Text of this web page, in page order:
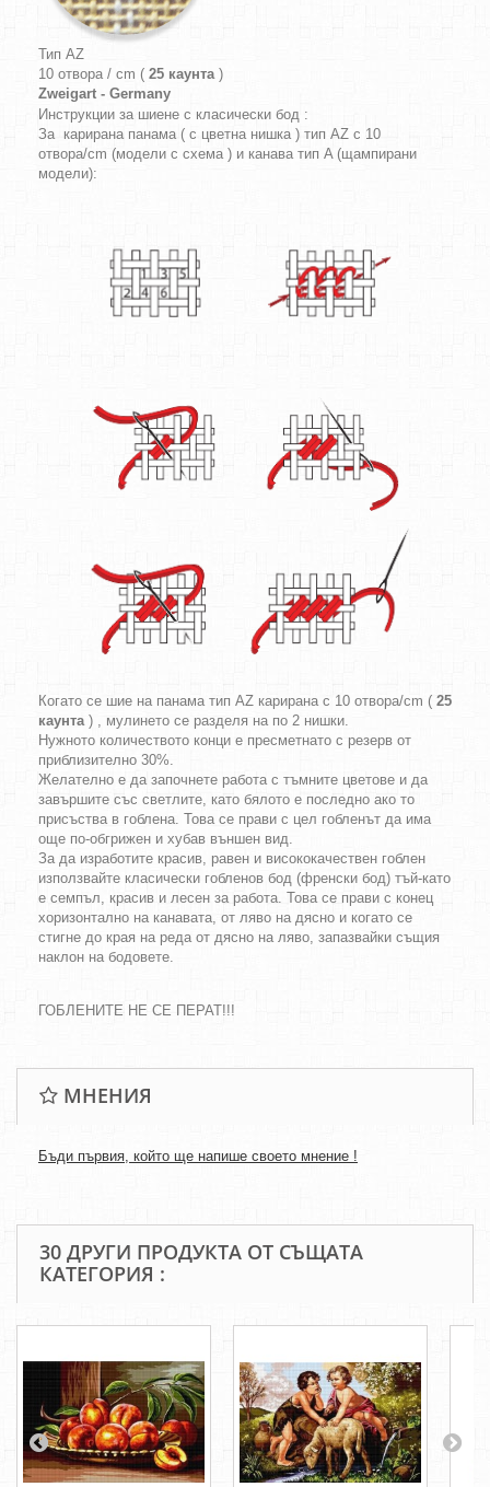
Тип AZ
10 отвора / cm ( 25 каунта)
Zweigart - Germany
Инструкции за шиене с класически бод :
За карирана панама ( с цветна нишка ) тип AZ с 10
отвора/cm (модели с схема ) и канава тип A (щампирани
модели):
Когато се шие на панама тип AZ карирана с 10 отвора/cm ( 25
каунта) , мулинето се разделя на по 2 нишки.
Нужното количеството конци е пресметнато с резерв от
приблизително 30%.
Желателно е да започнете работа с тъмните цветове и да
завършите със светлите, като бялото е последно ако то
присъства в гоблена. Това се прави с цел гобленът да има
още по-обгрижен и хубав външен вид.
За да изработите красив, равен и висококачествен гоблен
използвайте класически гобленов бод (френски бод) тъй-като
е семпъл, красив и лесен за работа. Това се прави с конец
хоризонтално на канавата, от ляво на дясно и когато се
стигне до края на реда от дясно на ляво, запазвайки същия
наклон на бодовете.
ГОБЛЕНИТЕ НЕ СЕ ПЕРАТ!!!
МНЕНИЯ
Бъди първия, който ще напише своето мнение !
30 ДРУГИ ПРОДУКТА ОТ СЪЩАТА
КАТЕГОРИЯ :